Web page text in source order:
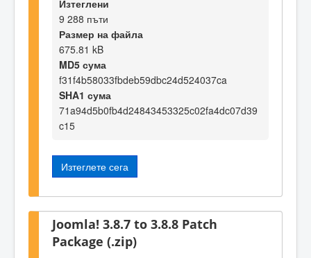
Изтеглени
9 288 пъти
Размер на файла
675.81 kB
MD5 сума
f31f4b58033fbdeb59dbc24d524037ca
SHA1 сума
71a94d5b0fb4d24843453325c02fa4dc07d39
c15
Изтеглете сега
Joomla! 3.8.7 to 3.8.8 Patch
Package (.zip)